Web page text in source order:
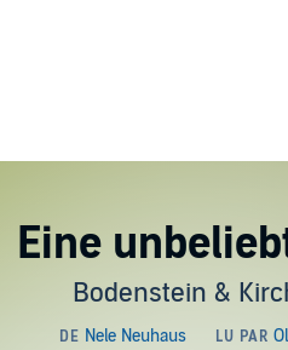
Eine
Bodenstein &